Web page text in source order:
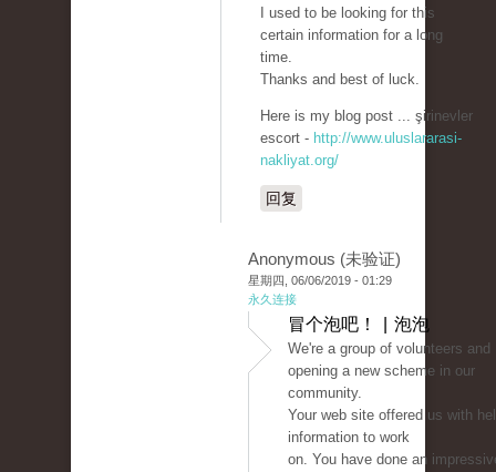
I used to be looking for this
certain information for a long
time.
Thanks and best of luck.
Here is my blog post ... şirinevler
escort - http://www.uluslararasi-
nakliyat.org/
回复
Anonymous (未验证)
星期四, 06/06/2019 - 01:29
永久连接
冒个泡吧！ | 泡泡
We're a group of volunteers and
opening a new scheme in our
community.
Your web site offered us with
information to work
on. You have done an